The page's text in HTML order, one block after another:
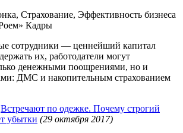
Страхование, Эффективность бизнеса
Кадры
сотрудники — ценнейший капитал
их, работодатели могут
денежными поощрениями, но и
ДМС и накопительным страхованием
Встречают по одежке. Почему строгий
убытки (29 октября 2017)